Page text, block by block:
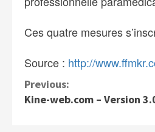
Ces quatre mesures
Source : http://
C
o
Previous:
Kine-web.com – Version